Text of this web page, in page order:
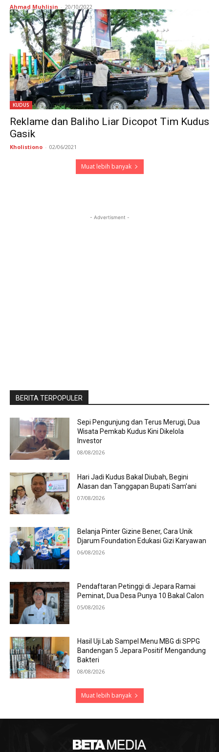
Ahmad Muhlisin - 20/10/2022
KUDUS
Reklame dan Baliho Liar Dicopot Tim Kudus
Gasik
Kholistiono - 02/06/2021
Muat lebih banyak
- Advertisment -
BERITA TERPOPULER
Sepi Pengunjung dan Terus Merugi, Dua
Wisata Pemkab Kudus Kini Dikelola
Investor
08/08/2026
Hari Jadi Kudus Bakal Diubah, Begini
Alasan dan Tanggapan Bupati Sam’ani
07/08/2026
Belanja Pinter Gizine Bener, Cara Unik
Djarum Foundation Edukasi Gizi Karyawan
06/08/2026
Pendaftaran Petinggi di Jepara Ramai
Peminat, Dua Desa Punya 10 Bakal Calon
05/08/2026
Hasil Uji Lab Sampel Menu MBG di SPPG
Bandengan 5 Jepara Positif Mengandung
Bakteri
08/08/2026
Muat lebih banyak